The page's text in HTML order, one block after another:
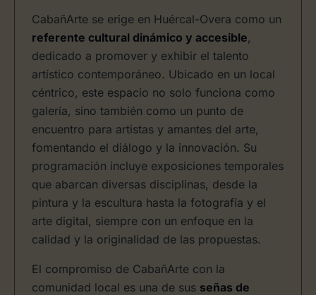
CabañArte se erige en Huércal-Overa como un
referente cultural dinámico y accesible,
dedicado a promover y exhibir el talento
artístico contemporáneo. Ubicado en un local
céntrico, este espacio no solo funciona como
galería, sino también como un punto de
encuentro para artistas y amantes del arte,
fomentando el diálogo y la innovación. Su
programación incluye exposiciones temporales
que abarcan diversas disciplinas, desde la
pintura y la escultura hasta la fotografía y el
arte digital, siempre con un enfoque en la
calidad y la originalidad de las propuestas.
El compromiso de CabañArte con la
comunidad local es una de sus señas de